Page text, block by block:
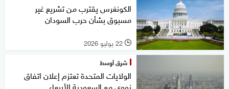
الكونغرس يقترب من تشريع غير
مسبوق بشأن حرب السودان
l 22 يوليو 2026
شرق أوسط
الولايات المتحدة تعتزم إعلان اتفاق
نووي مع السعودية الأربعاء